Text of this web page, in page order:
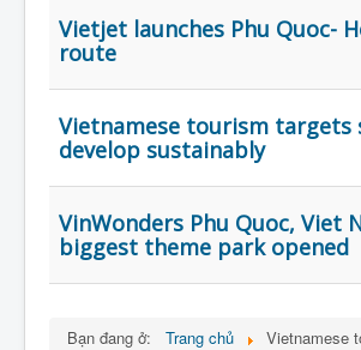
Vietjet launches Phu Quoc-
route
Vietnamese tourism targets
develop sustainably
VinWonders Phu Quoc, Viet
biggest theme park opened
Bạn đang ở: Trang chủ Vietnamese